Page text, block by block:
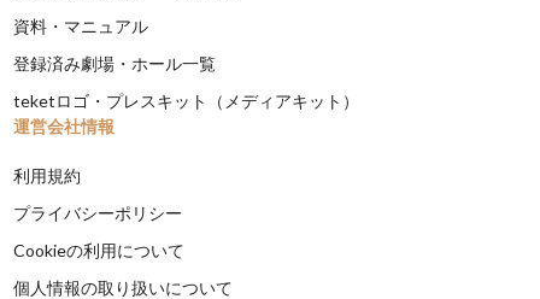
資料・マニュアル
登録済み劇場・ホール一覧
teketロゴ・プレスキット（メディアキット）
運営会社情報
利用規約
プライバシーポリシー
Cookieの利用について
個人情報の取り扱いについて